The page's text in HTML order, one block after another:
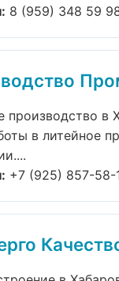
8 (959) 348 59
производство в
в литейное
+7 (925) 857-58-